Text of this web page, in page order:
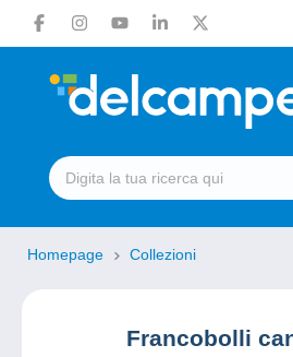
Homepage Collezioni
Francobolli